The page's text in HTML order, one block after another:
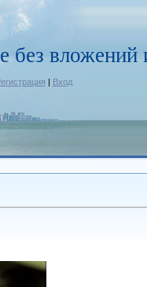
без вложений
| Вход